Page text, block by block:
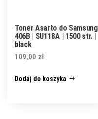
Toner Asarto do Samsung
406B | SU118A | 1500 str. |
black
109,00 zł
Dodaj do koszyka